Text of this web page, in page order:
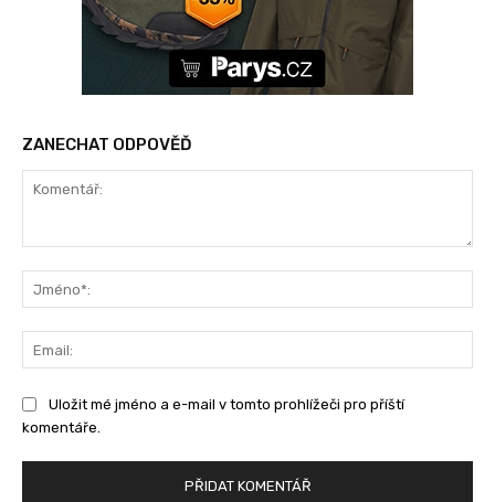
ZANECHAT ODPOVĚĎ
Uložit mé jméno a e-mail v tomto prohlížeči pro příští
komentáře.